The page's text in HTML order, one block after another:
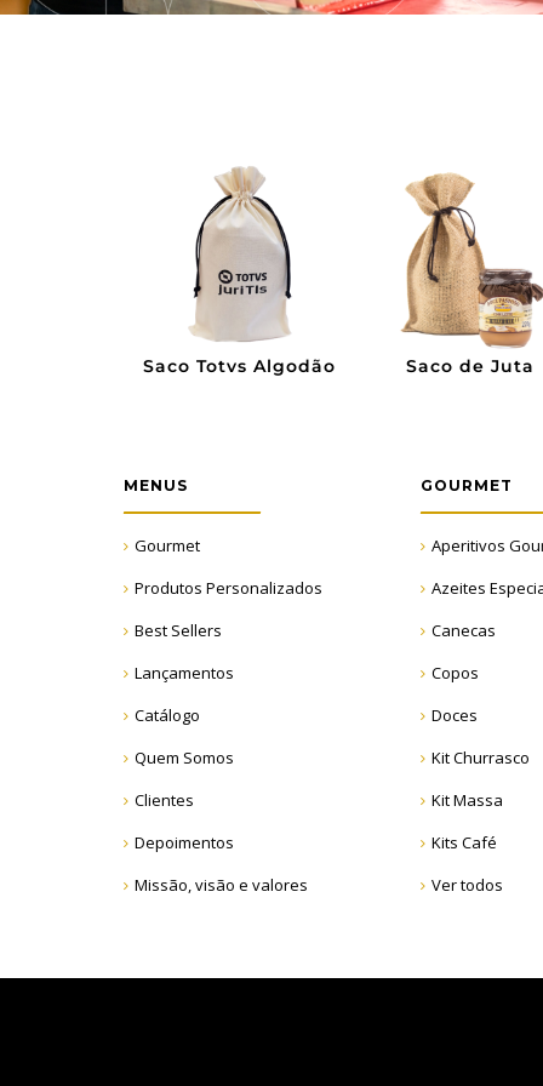
Saco Totvs Algodão Saco de Juta
MENUS
Gourmet
Produtos Personalizados
Best Sellers
Lançamentos
Catálogo
Quem Somos
Clientes
Depoimentos
Missão, visão e valores
GOURMET
Aperitivos
Azeites
Canecas
Copos
Doces
Kit Churrasco
Kit Massa
Kits Café
Ver todos